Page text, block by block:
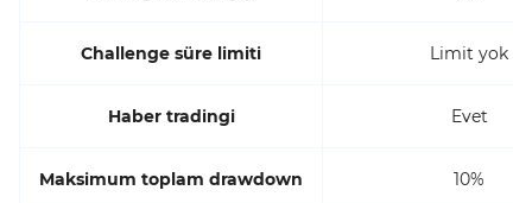
Challenge süre limiti Limit yok
Haber tradingi Evet
Maksimum toplam drawdown 10%